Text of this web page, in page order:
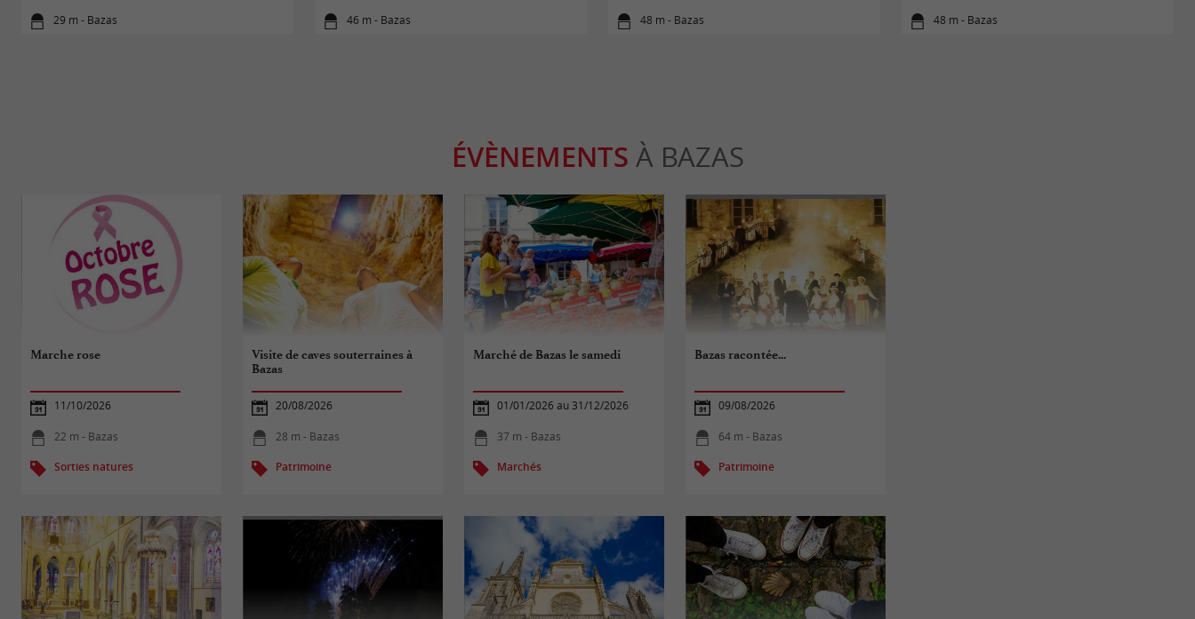
29 m - Bazas 46 m - Bazas 48 m - Bazas 48 m - Bazas
ÉVÈNEMENTS À BAZAS
Marche rose
11/10/2026
22 m - Bazas
Sorties natures
Visite de caves souterraines à
Bazas
20/08/2026
28 m - Bazas
Patrimoine
Marché de Bazas le samedi
01/01/2026 au 31/12/2026
37 m - Bazas
Marchés
Bazas racontée...
09/08/2026
64 m - Bazas
Patrimoine